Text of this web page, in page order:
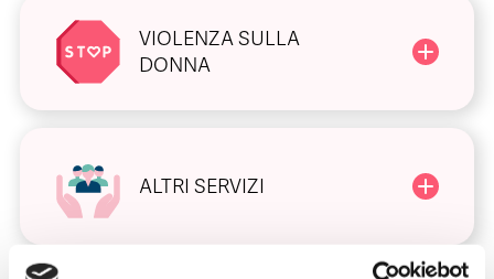
VIOLENZA SULLA
DONNA
ALTRI SERVIZI